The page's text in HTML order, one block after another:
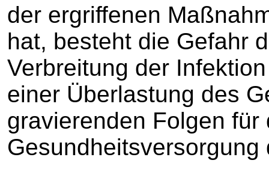
der ergriffenen
hat, besteht die Gefahr
Verbreitung der
einer Überlastung des
gravierenden Folgen für